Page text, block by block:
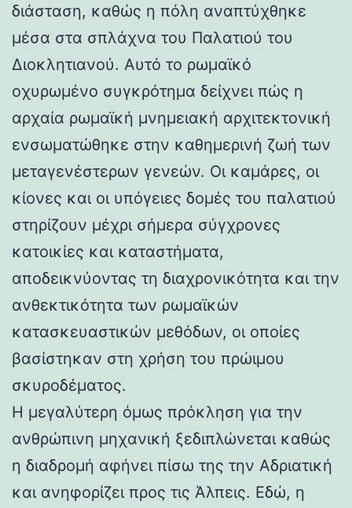
διάσταση, καθώς η πόλη αναπτύχθηκε
μέσα στα σπλάχνα του Παλατιού του
Διοκλητιανού. Αυτό το ρωμαϊκό
οχυρωμένο συγκρότημα δείχνει πώς η
αρχαία ρωμαϊκή μνημειακή αρχιτεκτονική
ενσωματώθηκε στην καθημερινή ζωή των
μεταγενέστερων γενεών. Οι καμάρες, οι
κίονες και οι υπόγειες δομές του παλατιού
στηρίζουν μέχρι σήμερα σύγχρονες
κατοικίες και καταστήματα,
αποδεικνύοντας τη διαχρονικότητα και την
ανθεκτικότητα των ρωμαϊκών
κατασκευαστικών μεθόδων, οι οποίες
βασίστηκαν στη χρήση του πρώιμου
σκυροδέματος.
Η μεγαλύτερη όμως πρόκληση για την
ανθρώπινη μηχανική ξεδιπλώνεται καθώς
η διαδρομή αφήνει πίσω της την Αδριατική
και ανηφορίζει προς τις Άλπεις. Εδώ, η